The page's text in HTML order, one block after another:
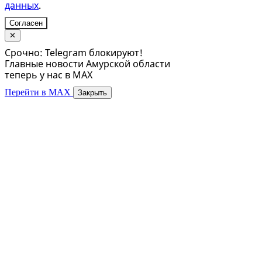
данных.
Согласен
✕
Срочно: Telegram блокируют!
Главные новости Амурской области
теперь у нас в MAX
Перейти в MAX Закрыть